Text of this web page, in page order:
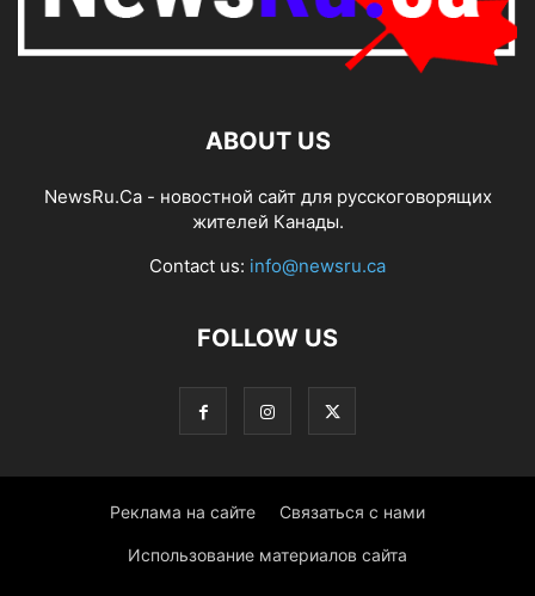
ABOUT US
NewsRu.Ca - новостной сайт для русскоговорящих
жителей Канады.
Contact us: info@newsru.ca
FOLLOW US
Реклама на сайте Связаться с нами
Использование материалов сайта